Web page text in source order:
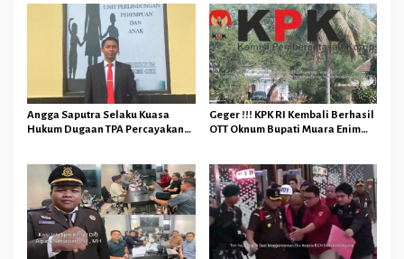
Keuangan Negara Tidak
Menghapuskan Hukuman Pidana
Bagi Pelaku
Bandar Jaya
Angga Saputra Selaku Kuasa
Hukum Dugaan TPA Percayakan
Geger !!! KPK RI Kembali Berhasil
OTT Oknum Bupati Muara Enim